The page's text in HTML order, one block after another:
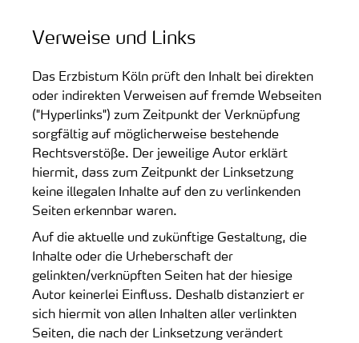
Verweise und Links
Das Erzbistum Köln prüft den Inhalt bei direkten
oder indirekten Verweisen auf fremde Webseiten
("Hyperlinks") zum Zeitpunkt der Verknüpfung
sorgfältig auf möglicherweise bestehende
Rechtsverstöße. Der jeweilige Autor erklärt
hiermit, dass zum Zeitpunkt der Linksetzung
keine illegalen Inhalte auf den zu verlinkenden
Seiten erkennbar waren.
Auf die aktuelle und zukünftige Gestaltung, die
Inhalte oder die Urheberschaft der
gelinkten/verknüpften Seiten hat der hiesige
Autor keinerlei Einfluss. Deshalb distanziert er
sich hiermit von allen Inhalten aller verlinkten
Seiten, die nach der Linksetzung verändert